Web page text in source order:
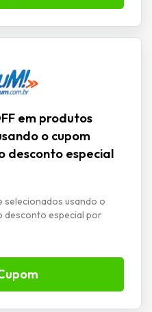
em produtos
o cupom
desconto especial
selecionados usando o
desconto especial por